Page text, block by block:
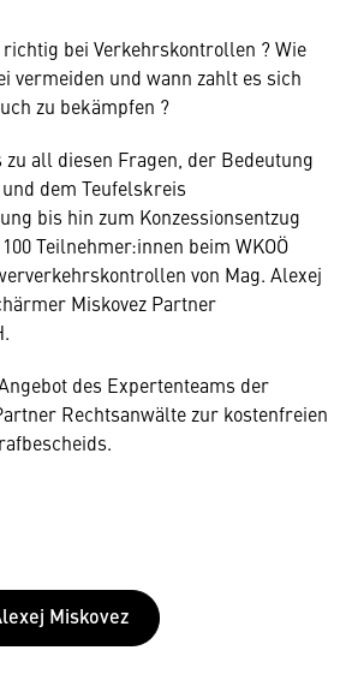
bei Verkehrskontrollen ? Wie
vermeiden und wann zahlt es sich
zu bekämpfen ?
all diesen Fragen, der Bedeutung
dem Teufelskreis
bis hin zum Konzessionsentzug
Teilnehmer:innen beim WKOÖ
von Mag. Alexej
Miskovez Partner
des Expertenteams der
Rechtsanwälte zur kostenfreien
Miskovez